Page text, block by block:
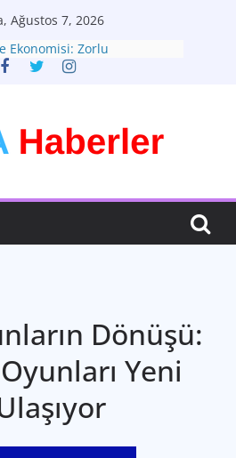
Ağustos 7, 2026
Ekonomisi: Zorlu
Yeni Adımlar
Sağlık: Yaşam Kalitenizin
Dönüşü:
Yeni